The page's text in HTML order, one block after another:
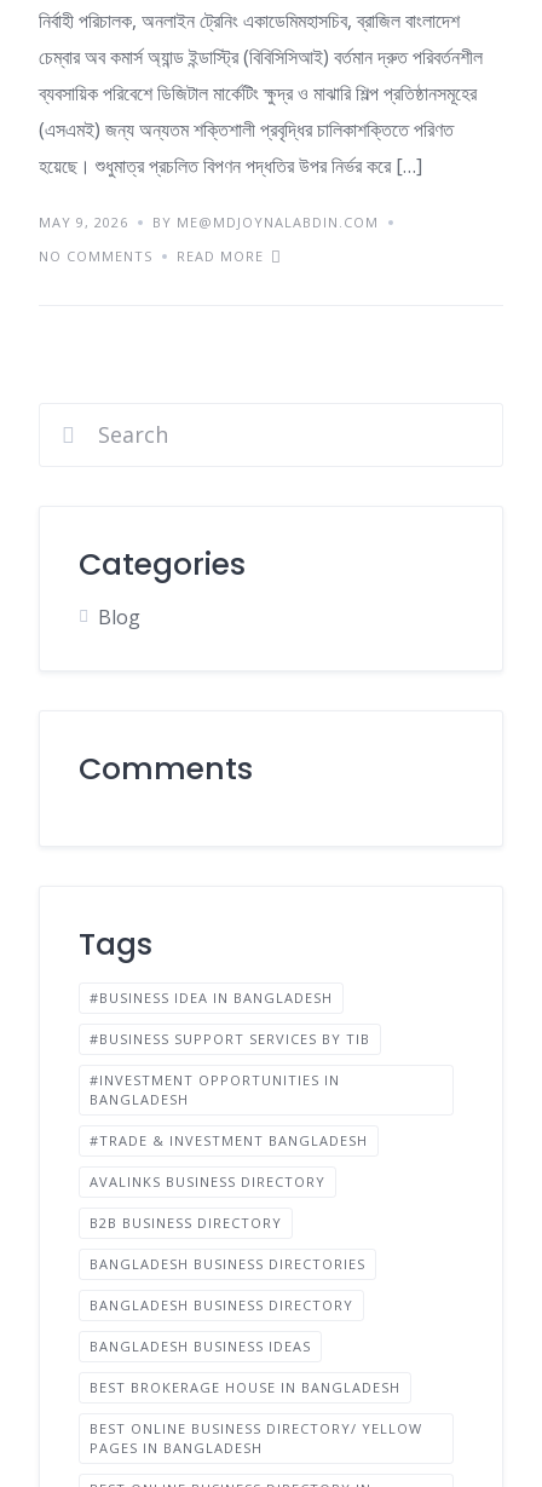
নির্বাহী পরিচালক, অনলাইন ট্রেনিং একাডেমিমহাসচিব, ব্রাজিল বাংলাদেশ
চেম্বার অব কমার্স অ্যান্ড ইন্ডাস্ট্রি (বিবিসিসিআই) বর্তমান দ্রুত পরিবর্তনশীল
ব্যবসায়িক পরিবেশে ডিজিটাল মার্কেটিং ক্ষুদ্র ও মাঝারি শিল্প প্রতিষ্ঠানসমূহের
(এসএমই) জন্য অন্যতম শক্তিশালী প্রবৃদ্ধির চালিকাশক্তিতে পরিণত
হয়েছে। শুধুমাত্র প্রচলিত বিপণন পদ্ধতির উপর নির্ভর করে […]
MAY 9, 2026
BY ME@MDJOYNALABDIN.COM
NO COMMENTS
READ MORE
Categories
Blog
Comments
Tags
#BUSINESS IDEA IN BANGLADESH
#BUSINESS SUPPORT SERVICES BY TIB
#INVESTMENT OPPORTUNITIES IN
BANGLADESH
#TRADE & INVESTMENT BANGLADESH
AVALINKS BUSINESS DIRECTORY
B2B BUSINESS DIRECTORY
BANGLADESH BUSINESS DIRECTORIES
BANGLADESH BUSINESS DIRECTORY
BANGLADESH BUSINESS IDEAS
BEST BROKERAGE HOUSE IN BANGLADESH
BEST ONLINE BUSINESS DIRECTORY/ YELLOW
PAGES IN BANGLADESH